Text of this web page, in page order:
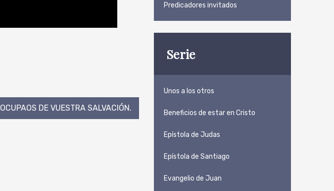
OCUPAOS DE VUESTRA SALVACIÓN.
Predicadores invitados
Serie
Unos a los otros
Beneficios de estar en Cristo
Epístola de Judas
Epístola de Santiago
Evangelio de Juan